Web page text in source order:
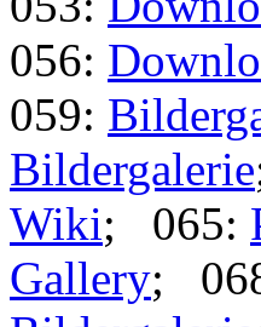
053:
056:
059:
Bildergalerie
Wiki; 065:
Gallery;